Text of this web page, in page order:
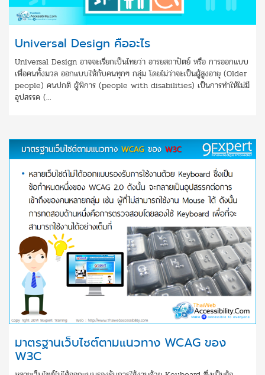
Universal Design คืออะไร
Universal Design อาจจะเรียกเป็นไทยว่า อารยสถาปัตย์ หรือ การออกแบบ
เพื่อคนทั้งมวล ออกแบบให้กับคนทุกๆ กลุ่ม โดยไม่ว่าจะเป็นผู้สูงอายุ (Older
people) คนปกติ ผู้พิการ (people with disabilities) เป็นการทำให้ไม่มี
อุปสรรค (...
มาตรฐานเว็บไซต์ตามแนวทาง WCAG ของ
W3C